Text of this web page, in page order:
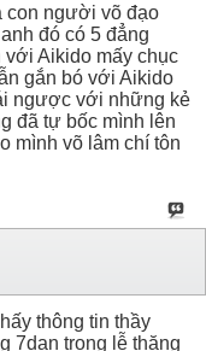
con người võ đạo
đó có 5 đẳng
Aikido mấy chục
gắn bó với Aikido
ngược với những kẻ
đã tự bốc mình lên
mình võ lâm chí tôn
thông tin thầy
7dan trong lễ thăng